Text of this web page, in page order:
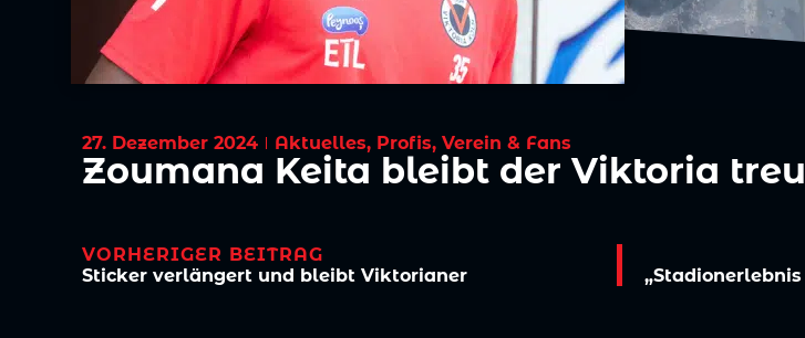
27. Dezember 2024 Aktuelles, Profis,Verein & Fans
Zoumana Keita bleibt der Viktoria treu
VORHERIGER BEITRAG
Sticker verlängert und bleibt Viktorianer